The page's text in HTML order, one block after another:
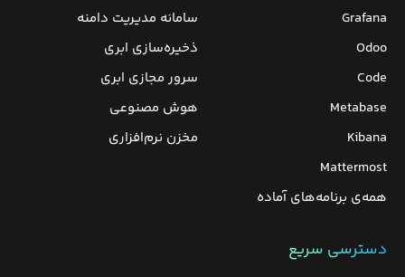
Grafana
Odoo
Code
Metabase
Kibana
Mattermost
همه‌ی برنامه‌های آماده
سامانه مدیریت دامنه
ذخیره‌سازی ابری
سرور مجازی ابری
هوش مصنوعی
مخزن نرم‌افزاری
دسترسی سریع